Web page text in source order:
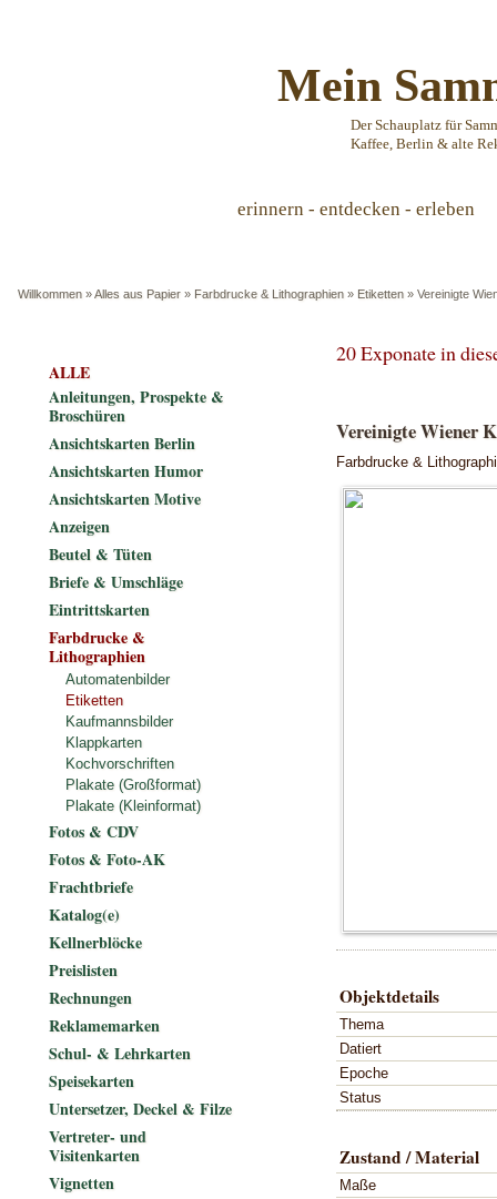
Mein
Der Schauplatz für
Kaffee, Berlin & alte
erinnern - entdecken - erleben
Willkommen »Alles aus Papier » Farbdrucke & Lithographien » Etiketten » Vereinigte
20 Exponate in
Vereinigte Wiener
Farbdrucke &
Objektdetails
Thema
Datiert
Epoche
Status
Zustand / Material
Maße
ALLE
Anleitungen, Prospekte &
Broschüren
Ansichtskarten Berlin
Ansichtskarten Humor
Ansichtskarten Motive
Anzeigen
Beutel & Tüten
Briefe & Umschläge
Eintrittskarten
Farbdrucke &
Lithographien
Automatenbilder
Etiketten
Kaufmannsbilder
Klappkarten
Kochvorschriften
Plakate (Großformat)
Plakate (Kleinformat)
Fotos & CDV
Fotos & Foto-AK
Frachtbriefe
Katalog(e)
Kellnerblöcke
Preislisten
Rechnungen
Reklamemarken
Schul- & Lehrkarten
Speisekarten
Untersetzer, Deckel & Filze
Vertreter- und
Visitenkarten
Vignetten